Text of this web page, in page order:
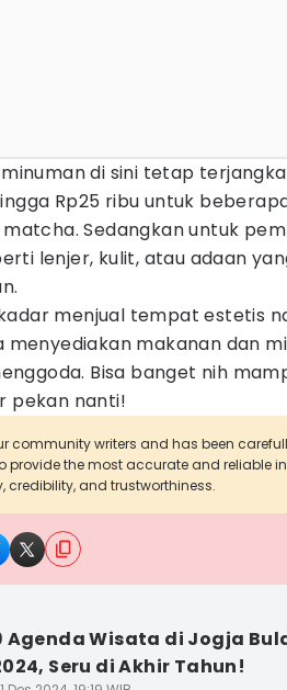
di sini tetap
Rp25 ribu untuk
Sedangkan untuk
lenjer, kulit, atau adaan
menjual tempat estetis
menyediakan makanan dan
Bisa banget nih
pekan nanti!
community writers and has been
provide the most accurate and reliable
and trustworthiness.
Agenda Wisata di Jogja
Seru di Akhir Tahun!